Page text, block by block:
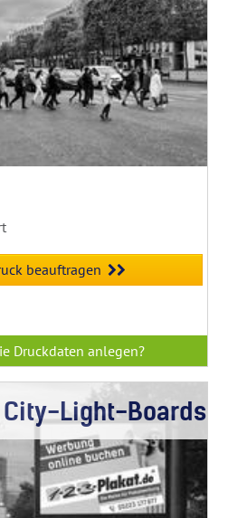
beauftragen
Druckdaten anlegen?
Light-Boards